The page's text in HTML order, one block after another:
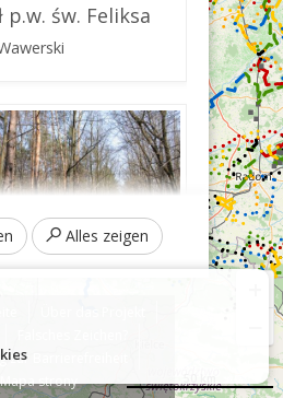
p.w. św. Feliksa
im.
Alles zeigen
zur Barrierefreiheit
Mapa strony